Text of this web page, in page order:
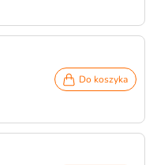
Do koszyka